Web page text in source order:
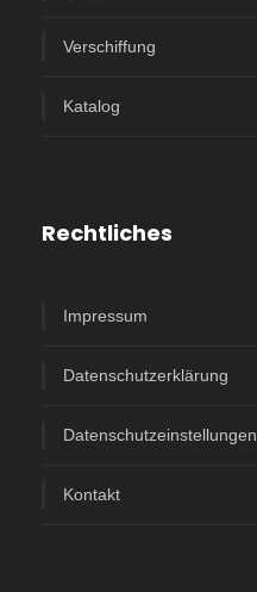
Verschiffung
Katalog
Rechtliches
Impressum
Datenschutzerklärung
Datenschutzeinstellungen
Kontakt